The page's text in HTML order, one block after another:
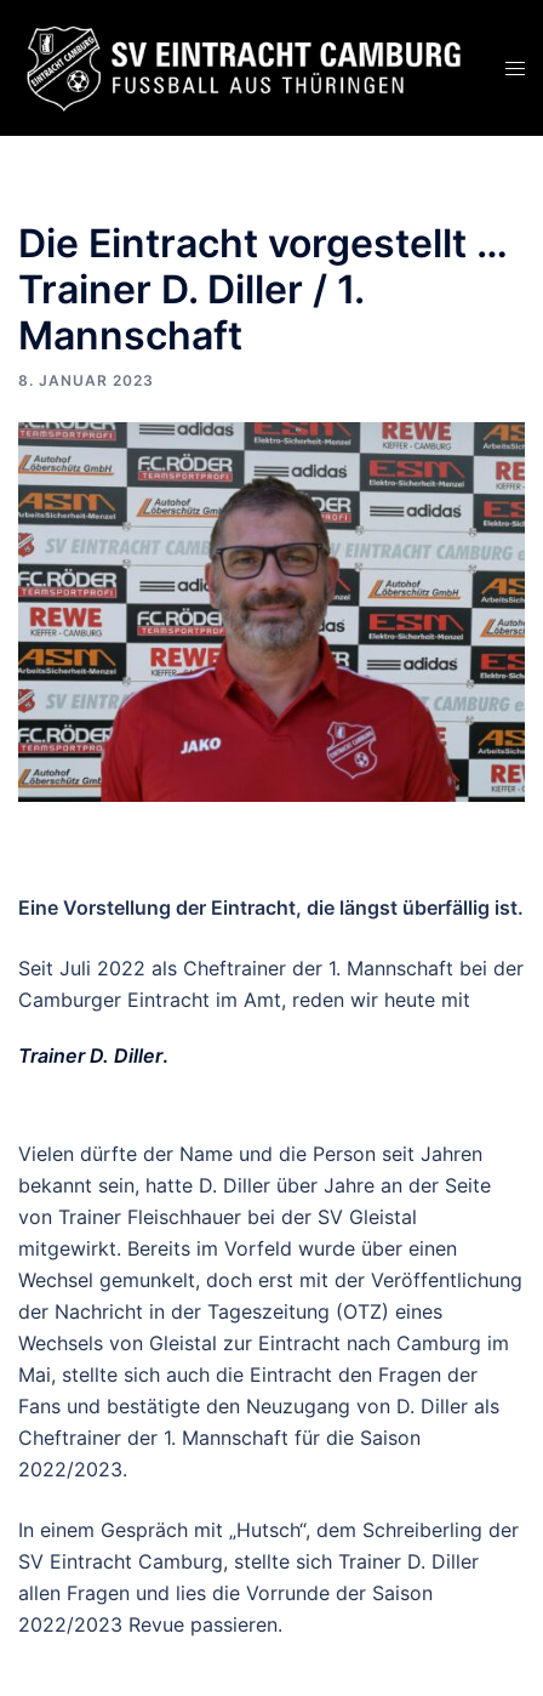
Inhalt
springen
Die Eintracht vorgestellt …
Trainer D. Diller / 1.
Mannschaft
8. JANUAR 2023
Eine Vorstellung der Eintracht, die längst überfällig ist.
Seit Juli 2022 als Cheftrainer der 1. Mannschaft bei der
Camburger Eintracht im Amt, reden wir heute mit
Trainer D. Diller.
Vielen dürfte der Name und die Person seit Jahren
bekannt sein, hatte D. Diller über Jahre an der Seite
von Trainer Fleischhauer bei der SV Gleistal
mitgewirkt. Bereits im Vorfeld wurde über einen
Wechsel gemunkelt, doch erst mit der Veröffentlichung
der Nachricht in der Tageszeitung (OTZ) eines
Wechsels von Gleistal zur Eintracht nach Camburg im
Mai, stellte sich auch die Eintracht den Fragen der
Fans und bestätigte den Neuzugang von D. Diller als
Cheftrainer der 1. Mannschaft für die Saison
2022/2023.
In einem Gespräch mit „Hutsch“, dem Schreiberling der
SV Eintracht Camburg, stellte sich Trainer D. Diller
allen Fragen und lies die Vorrunde der Saison
2022/2023 Revue passieren.